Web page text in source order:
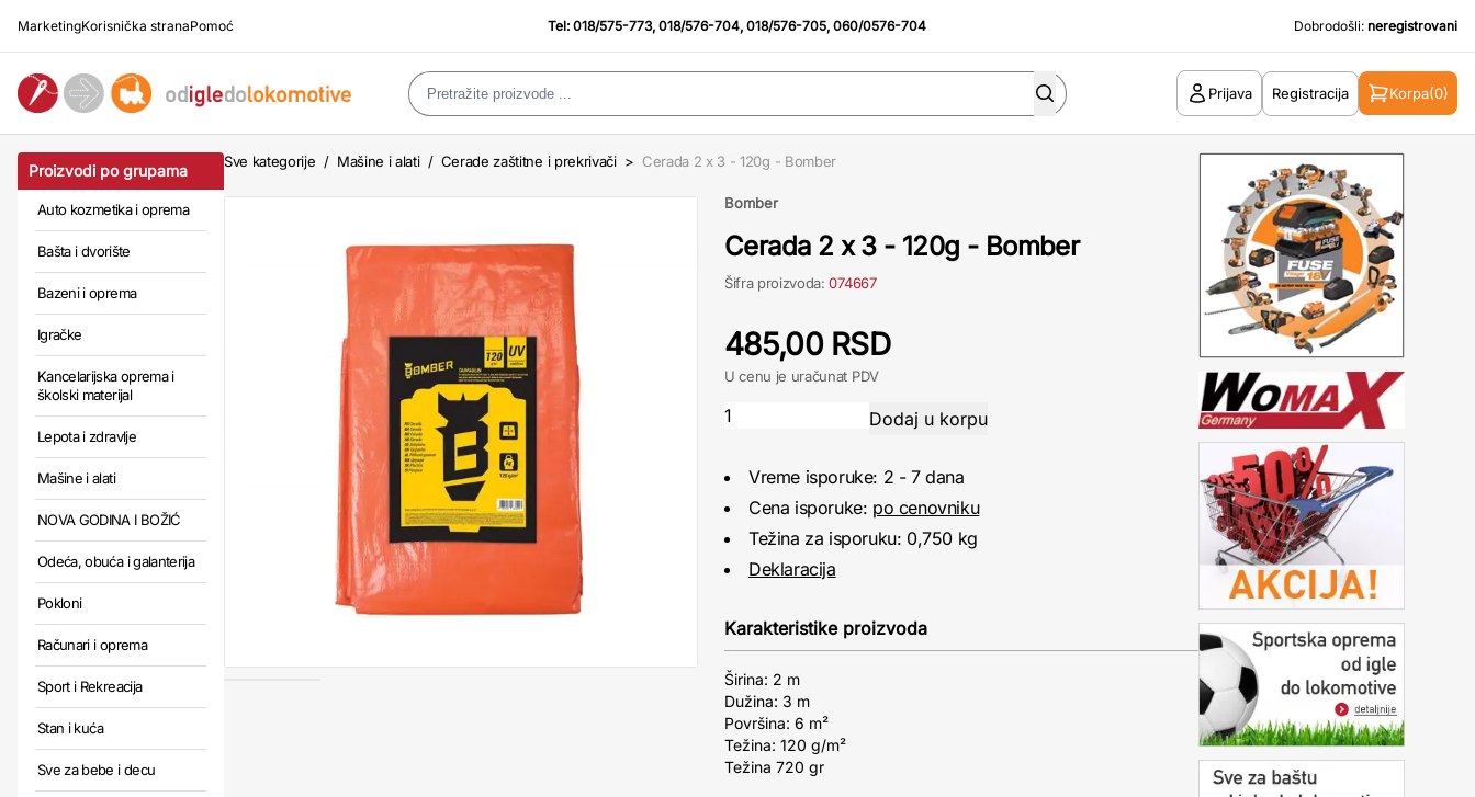
MarketingKorisnička stranaPomoć Tel:018/575-773,018/576-704,018/576-705,060/0576-704 Dobrodošli: neregistrovani
Prijava Registracija Korpa(0)
Proizvodi po grupama
Auto kozmetika i oprema
Bašta i dvorište
Bazeni i oprema
Igračke
Kancelarijska oprema i
školski materijal
Lepota i zdravlje
Mašine i alati
NOVA GODINA I BOŽIĆ
Odeća, obuća i galanterija
Pokloni
Računari i oprema
Sport i Rekreacija
Stan i kuća
Sve za bebe i decu
Sve kategorije / Mašine i alati / Cerade zaštitne i prekrivači > Cerada 2 x 3 - 120g - Bomber
Bomber
Cerada 2 x 3 - 120g - Bomber
Šifra proizvoda:074667
485,00 RSD
U cenu je uračunat PDV
Vreme isporuke: 2 - 7 dana
Cena isporuke: po cenovniku
Težina za isporuku: 0,750 kg
Deklaracija
Karakteristike proizvoda
Širina: 2 m
Dužina: 3 m
Površina: 6 m²
Težina: 120 g/m²
Težina 720 gr